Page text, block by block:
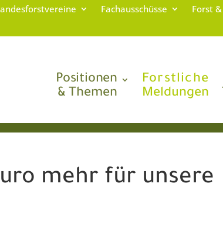
Fachausschüsse Forst
Positionen
& Themen
Forstliche
Meldungen
mehr für unsere